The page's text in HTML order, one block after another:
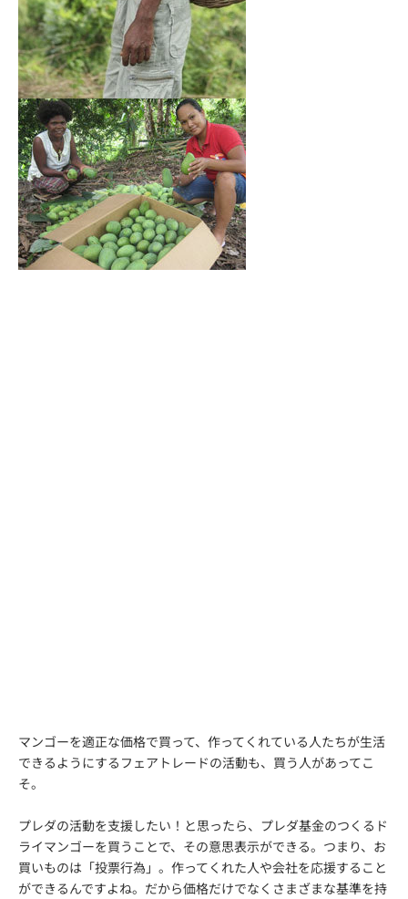
マンゴーを適正な価格で買って、作ってくれている人たちが生活
できるようにするフェアトレードの活動も、買う人があってこ
そ。
プレダの活動を支援したい！と思ったら、プレダ基金のつくるド
ライマンゴーを買うことで、その意思表示ができる。つまり、お
買いものは「投票行為」。作ってくれた人や会社を応援すること
ができるんですよね。だから価格だけでなくさまざまな基準を持